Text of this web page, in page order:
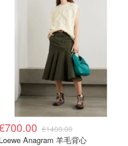
€1400.00
Loewe Anagram 羊毛背心